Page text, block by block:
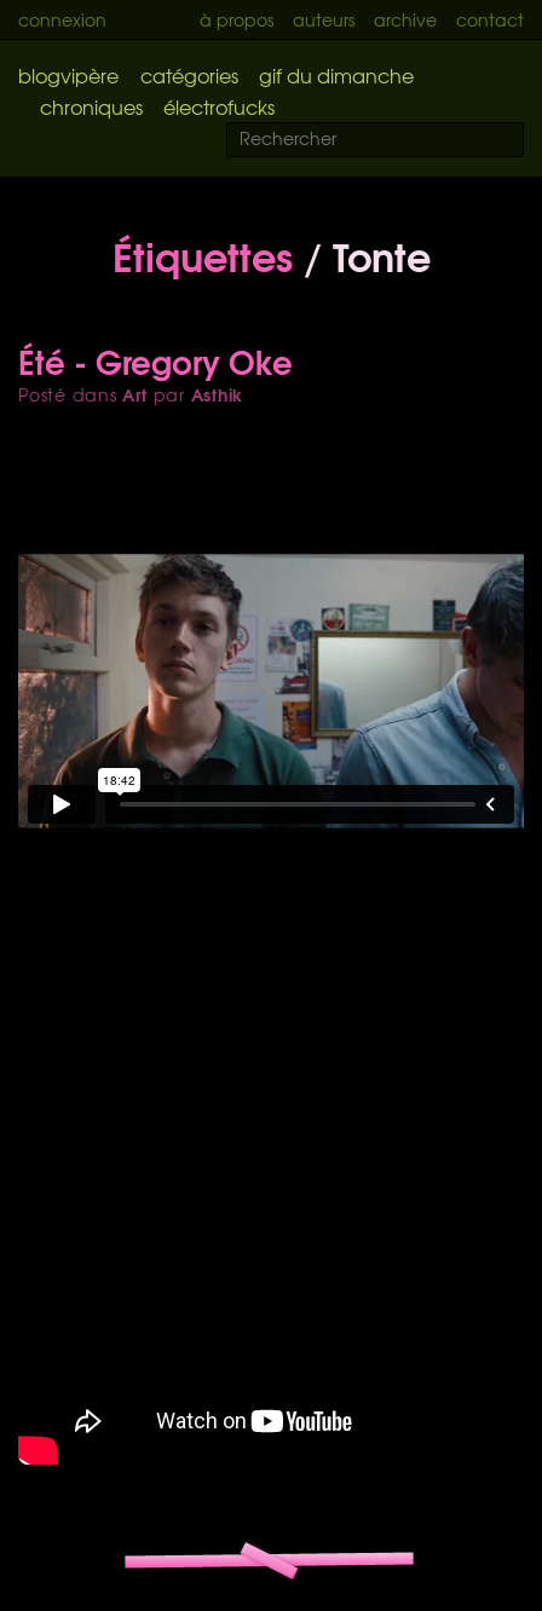
connexion à propos auteurs archive contact
blogvipère catégories
gif du dimanche
chroniques
électrofucks
Étiquettes/ Tonte
Été - Gregory Oke
Posté dansArt par Asthik